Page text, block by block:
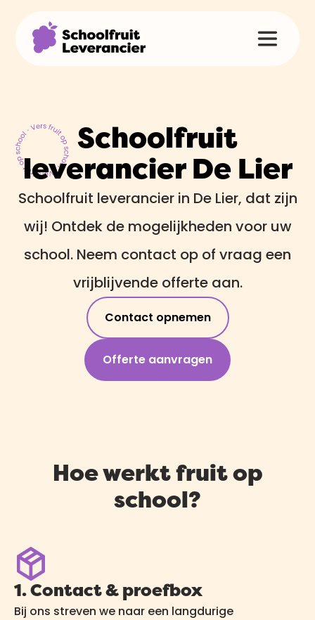
Schoolfruit
leverancier De Lier
Schoolfruit leverancier in De Lier, dat zijn
wij! Ontdek de mogelijkheden voor uw
school. Neem contact op of vraag een
vrijblijvende offerte aan.
Contact opnemen
Offerte aanvragen
Hoe werkt fruit op
school?
1. Contact & proefbox
Bij ons streven we naar een langdurige